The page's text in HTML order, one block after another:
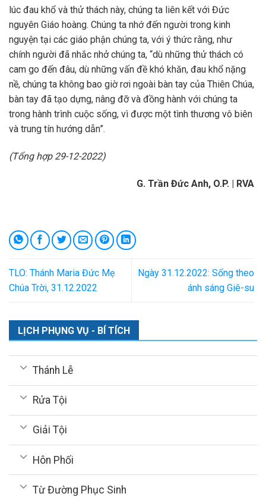
lúc đau khổ và thử thách này, chúng ta liên kết với Đức
nguyên Giáo hoàng. Chúng ta nhớ đến người trong kinh
nguyện tại các giáo phận chúng ta, với ý thức rằng, như
chính người đã nhắc nhở chúng ta, “dù những thử thách có
cam go đến đâu, dù những vấn đề khó khăn, đau khổ nặng
nề, chúng ta không bao giờ rơi ngoài bàn tay của Thiên Chúa,
bàn tay đã tạo dựng, nâng đỡ và đồng hành với chúng ta
trong hành trình cuộc sống, vì được một tình thương vô biên
và trung tín hướng dẫn”.
(Tổng hợp 29-12-2022)
G. Trần Đức Anh, O.P. | RVA
TLO: Thánh Maria Đức Mẹ
Chúa Trời, 31.12.2022
Ngày 31.12.2022: Sống theo
ánh sáng Giê-su
LỊCH PHỤNG VỤ - BÍ TÍCH
Thánh Lễ
Rửa Tội
Giải Tội
Hôn Phối
Từ Đường Phục Sinh